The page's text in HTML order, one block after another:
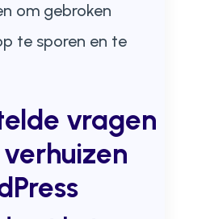
om gebroken
te sporen en te
vragen